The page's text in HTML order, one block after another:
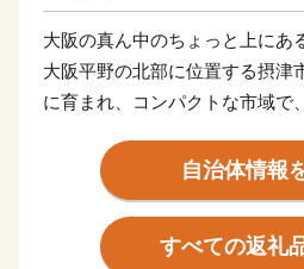
大阪の真ん中のちょっと上にあ
大阪平野の北部に位置する摂津
に育まれ、コンパクトな市域で
また、都心に近く通勤通学の利
く、「新幹線鳥飼車両基地」「
り、鉄道好きの方にもに愛され
約4,000の中小企業があり、「
自治体情報
すべての返礼